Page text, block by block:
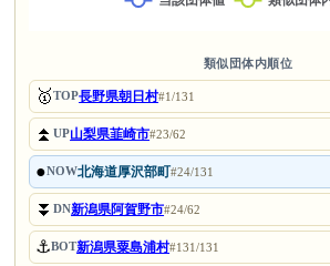
類似団体内順位
🥇TOP長野県朝日村#1/131
⏫UP山梨県韮崎市#23/62
●NOW北海道厚沢部町#24/131
⏬DN新潟県阿賀野市#24/62
⚓BOT新潟県粟島浦村#131/131